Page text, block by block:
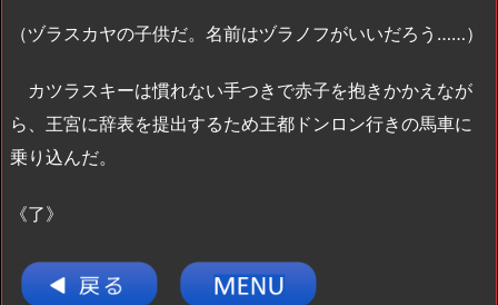
（ヅラスカヤの子供だ。名前はヅラノフがいいだろう……）
カツラスキーは慣れない手つきで赤子を抱きかかえなが
ら、王宮に辞表を提出するため王都ドンロン行きの馬車に
乗り込んだ。
《了》